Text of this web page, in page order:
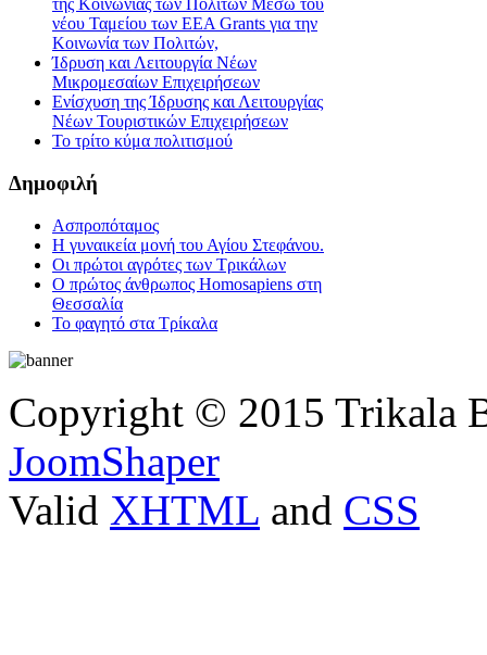
της Κοινωνίας των Πολιτών Μέσω του
νέου Ταμείου των ΕΕΑ Grants για την
Κοινωνία των Πολιτών,
Ίδρυση και Λειτουργία Νέων
Μικρομεσαίων Επιχειρήσεων
Ενίσχυση της Ίδρυσης και Λειτουργίας
Νέων Τουριστικών Επιχειρήσεων
Το τρίτο κύμα πολιτισμού
Δημοφιλή
Ασπροπόταμος
Η γυναικεία μονή του Αγίου Στεφάνου.
Οι πρώτοι αγρότες των Τρικάλων
Ο πρώτος άνθρωπος Homosapiens στη
Θεσσαλία
Το φαγητό στα Τρίκαλα
Copyright © 2015 Trikala
JoomShaper
Valid XHTML and CSS